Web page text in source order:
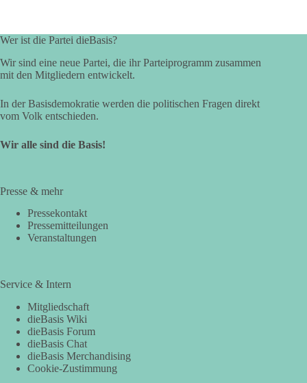
Wer ist die Partei dieBasis?
Wir sind eine neue Partei, die ihr Parteiprogramm zusammen
mit den Mitgliedern entwickelt.
In der Basisdemokratie werden die politischen Fragen direkt
vom Volk entschieden.
Wir alle sind die Basis!
Presse & mehr
Pressekontakt
Pressemitteilungen
Veranstaltungen
Service & Intern
Mitgliedschaft
dieBasis Wiki
dieBasis Forum
dieBasis Chat
dieBasis Merchandising
Cookie-Zustimmung